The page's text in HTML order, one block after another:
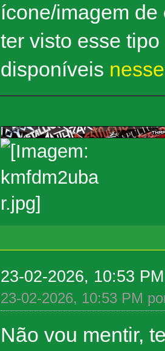
ícone/imagem
ter visto esse
disponíveis
23-02-2026, 10:53
23-02-2026, 10:53 PM
Não vou mentir,